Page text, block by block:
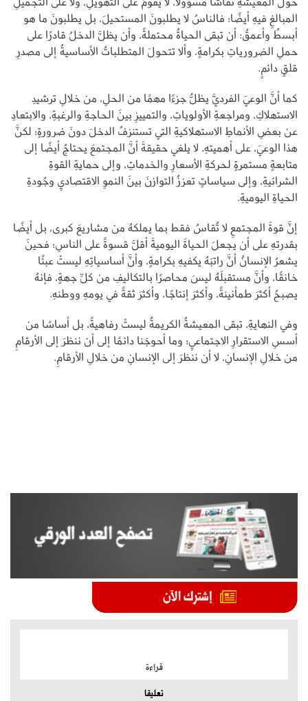
المبالغِ فيهِ أيضًا؛ فالناسُ لا يطلبونَ المستحيلَ، بل يطلبونَ ما هو
أبسطُ وأعمقُ: أن تبقى الحياةُ محتملةً، وأن يظلَّ الدخلُ قادرًا على
حملِ الضرورياتِ بكرامةٍ، وألا تتحولَ المتطلباتُ الأساسيةُ إلى مصدرِ
قلقٍ دائمٍ.
كما أنَّ الوعيَ الفرديَّ يظلُّ جزءًا مهمًا من الحلِ، من خلالِ ترشيدِ
الاستهلاكِ، ومراجعةِ الأولوياتِ، والتمييزِ بينَ الحاجةِ والرغبةِ، والابتعادِ
عن بعضِ الأنماطِ الاستهلاكيةِ التي تستنزفُ الدخلَ دونَ ضرورةٍ؛ لكنَّ
هذا الوعيَ، على أهميتهِ، لا يلغي حقيقةَ أنَّ المجتمعَ يحتاجُ أيضًا إلى
متابعةٍ مستمرةٍ لحركةِ الأسعارِ والخدماتِ، وإلى حمايةِ القوةِ
الشرائيةِ، وإلى سياساتٍ تعززُ التوازنَ بينَ النموِ الاقتصاديِ وجُودةِ
الحياةِ اليوميةِ.
إنَّ قوةَ المجتمعِ لا تُقاسُ فقط بما يملكهُ من مشاريعَ كبرى، بل أيضًا
بقدرتهِ على أن يجعلَ الحياةَ اليوميةَ أقلَّ قسوةً على الناسِ؛ فحينَ
يشعرُ الإنسانُ أنَّ راتبَهُ يكفيهِ بكرامةٍ، وأنَّ أساسياتِهِ ليستْ عبئًا
خانقًا، وأنَّ مستقبلَهُ ليسَ محاصرًا بالتكاليفِ من كلِّ جهةٍ، فإنهُ
يصبحُ أكثرَ طمأنينةً، وأكثرَ إنتاجًا، وأكثرَ ثقةً في يومهِ ووطنهِ.
وفي النهايةِ، تبقى المعيشةُ الكريمةُ ليستْ رفاهيةً، بل أساسًا من
أسسِ الاستقرارِ الاجتماعيِ؛ وما أحوجَنا دائمًا إلى أن ننظرَ إلى الأرقامِ
من خلالِ الإنسانِ، لا أن ننظرَ إلى الإنسانِ من خلالِ الأرقامِ.
قراءة
تعليقا